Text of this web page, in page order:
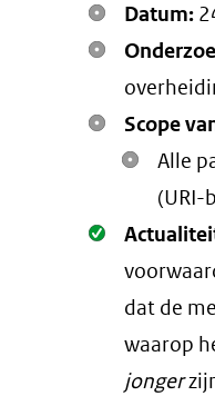
Datum:
Scope
Alle
(URI-
Oké.
dat de
waarop
jonger